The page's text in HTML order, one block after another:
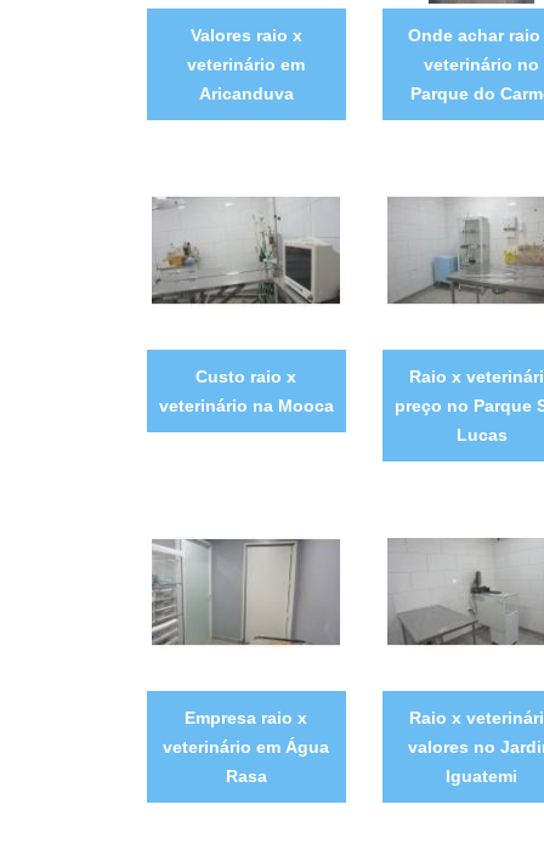
Valores raio x
veterinário em
Aricanduva
Onde achar raio
veterinário no
Parque do
Custo raio x
veterinário na Mooca
Raio x
preço no Parque
Lucas
Empresa raio x
veterinário em Água
Rasa
Raio x
valores no
Iguatemi